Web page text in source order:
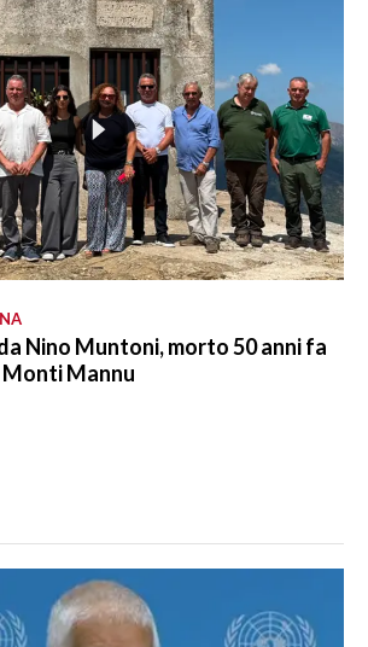
Nino Muntoni, morto 50 anni fa
Monti Mannu